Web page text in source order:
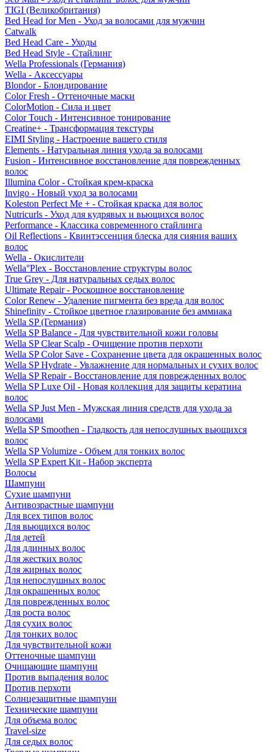
TIGI (Великобритания)
Bed Head for Men - Уход за волосами для мужчин
Catwalk
Bed Head Care - Уходы
Bed Head Style - Стайлинг
Wella Professionals (Германия)
Wella - Аксессуары
Blondor - Блондирование
Color Fresh - Оттеночные маски
ColorMotion - Сила и цвет
Color Touch - Интенсивное тонирование
Creatine+ - Трансформация текстуры
EIMI Styling - Настроение вашего стиля
Elements - Натуральная линия ухода за волосами
Fusion - Интенсивное восстановление для поврежденных
волос
Illumina Color - Стойкая крем-краска
Invigo - Новый уход за волосами
Koleston Perfect Me + - Стойкая краска для волос
Nutricurls - Уход для кудрявых и вьющихся волос
Performance - Классика современного стайлинга
Oil Reflections - Квинтэссенция блеска для сияния ваших
волос
Wella - Окислители
Wella°Plex - Восстановление структуры волос
True Grey - Для натуральных седых волос
Ultimate Repair - Роскошное восстановление
Color Renew - Удаление пигмента без вреда для волос
Shinefinity - Стойкое цветное глазирование без аммиака
Wella SP (Германия)
Wella SP Balance - Для чувствительной кожи головы
Wella SP Clear Scalp - Очищение против перхоти
Wella SP Color Save - Сохранение цвета для окрашенных волос
Wella SP Hydrate - Увлажнение для нормальных и сухих волос
Wella SP Repair - Восстановление для поврежденных волос
Wella SP Luxe Oil - Новая коллекция для защиты кератина
волос
Wella SP Just Men - Мужская линия средств для ухода за
волосами
Wella SP Smoothen - Гладкость для непослушных вьющихся
волос
Wella SP Volumize - Объем для тонких волос
Wella SP Expert Kit - Набор эксперта
Волосы
Шампуни
Сухие шампуни
Антивозрастные шампуни
Для всех типов волос
Для вьющихся волос
Для детей
Для длинных волос
Для жестких волос
Для жирных волос
Для непослушных волос
Для окрашенных волос
Для поврежденных волос
Для роста волос
Для сухих волос
Для тонких волос
Для чувствительной кожи
Оттеночные шампуни
Очищающие шампуни
Против выпадения волос
Против перхоти
Солнцезащитные шампуни
Технические шампуни
Для объема волос
Travel-size
Для седых волос